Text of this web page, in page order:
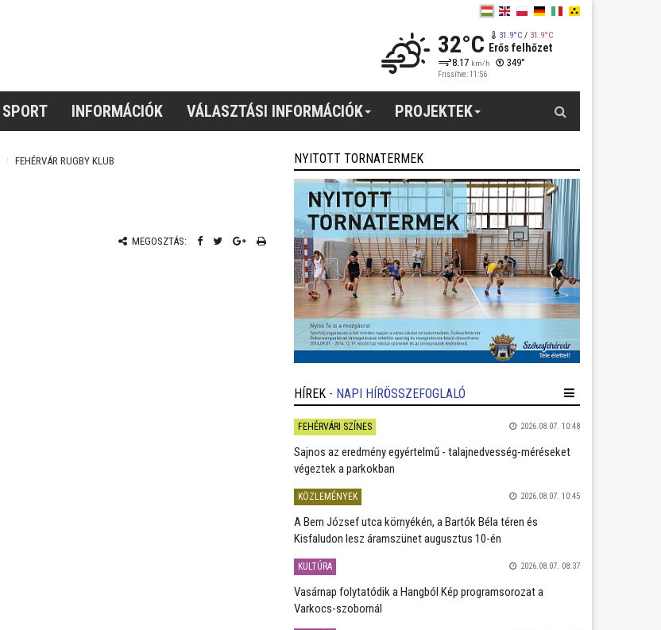
32°C 31.9°C/ 31.9°C
Erős felhőzet
8.17 km/h 349°
Frissítve: 11:56
SPORT INFORMÁCIÓK VÁLASZTÁSI INFORMÁCIÓK PROJEKTEK
FEHÉRVÁR RUGBY KLUB
MEGOSZTÁS:
NYITOTT TORNATERMEK
HÍREK - NAPI HÍRÖSSZEFOGLALÓ
FEHÉRVÁRI SZÍNES 2026.08.07. 10:48
Sajnos az eredmény egyértelmű - talajnedvesség-méréseket
végeztek a parkokban
KÖZLEMÉNYEK 2026.08.07. 10:45
A Bem József utca környékén, a Bartók Béla téren és
Kisfaludon lesz áramszünet augusztus 10-én
KULTÚRA 2026.08.07. 08:37
Vasárnap folytatódik a Hangból Kép programsorozat a
Varkocs-szobornál